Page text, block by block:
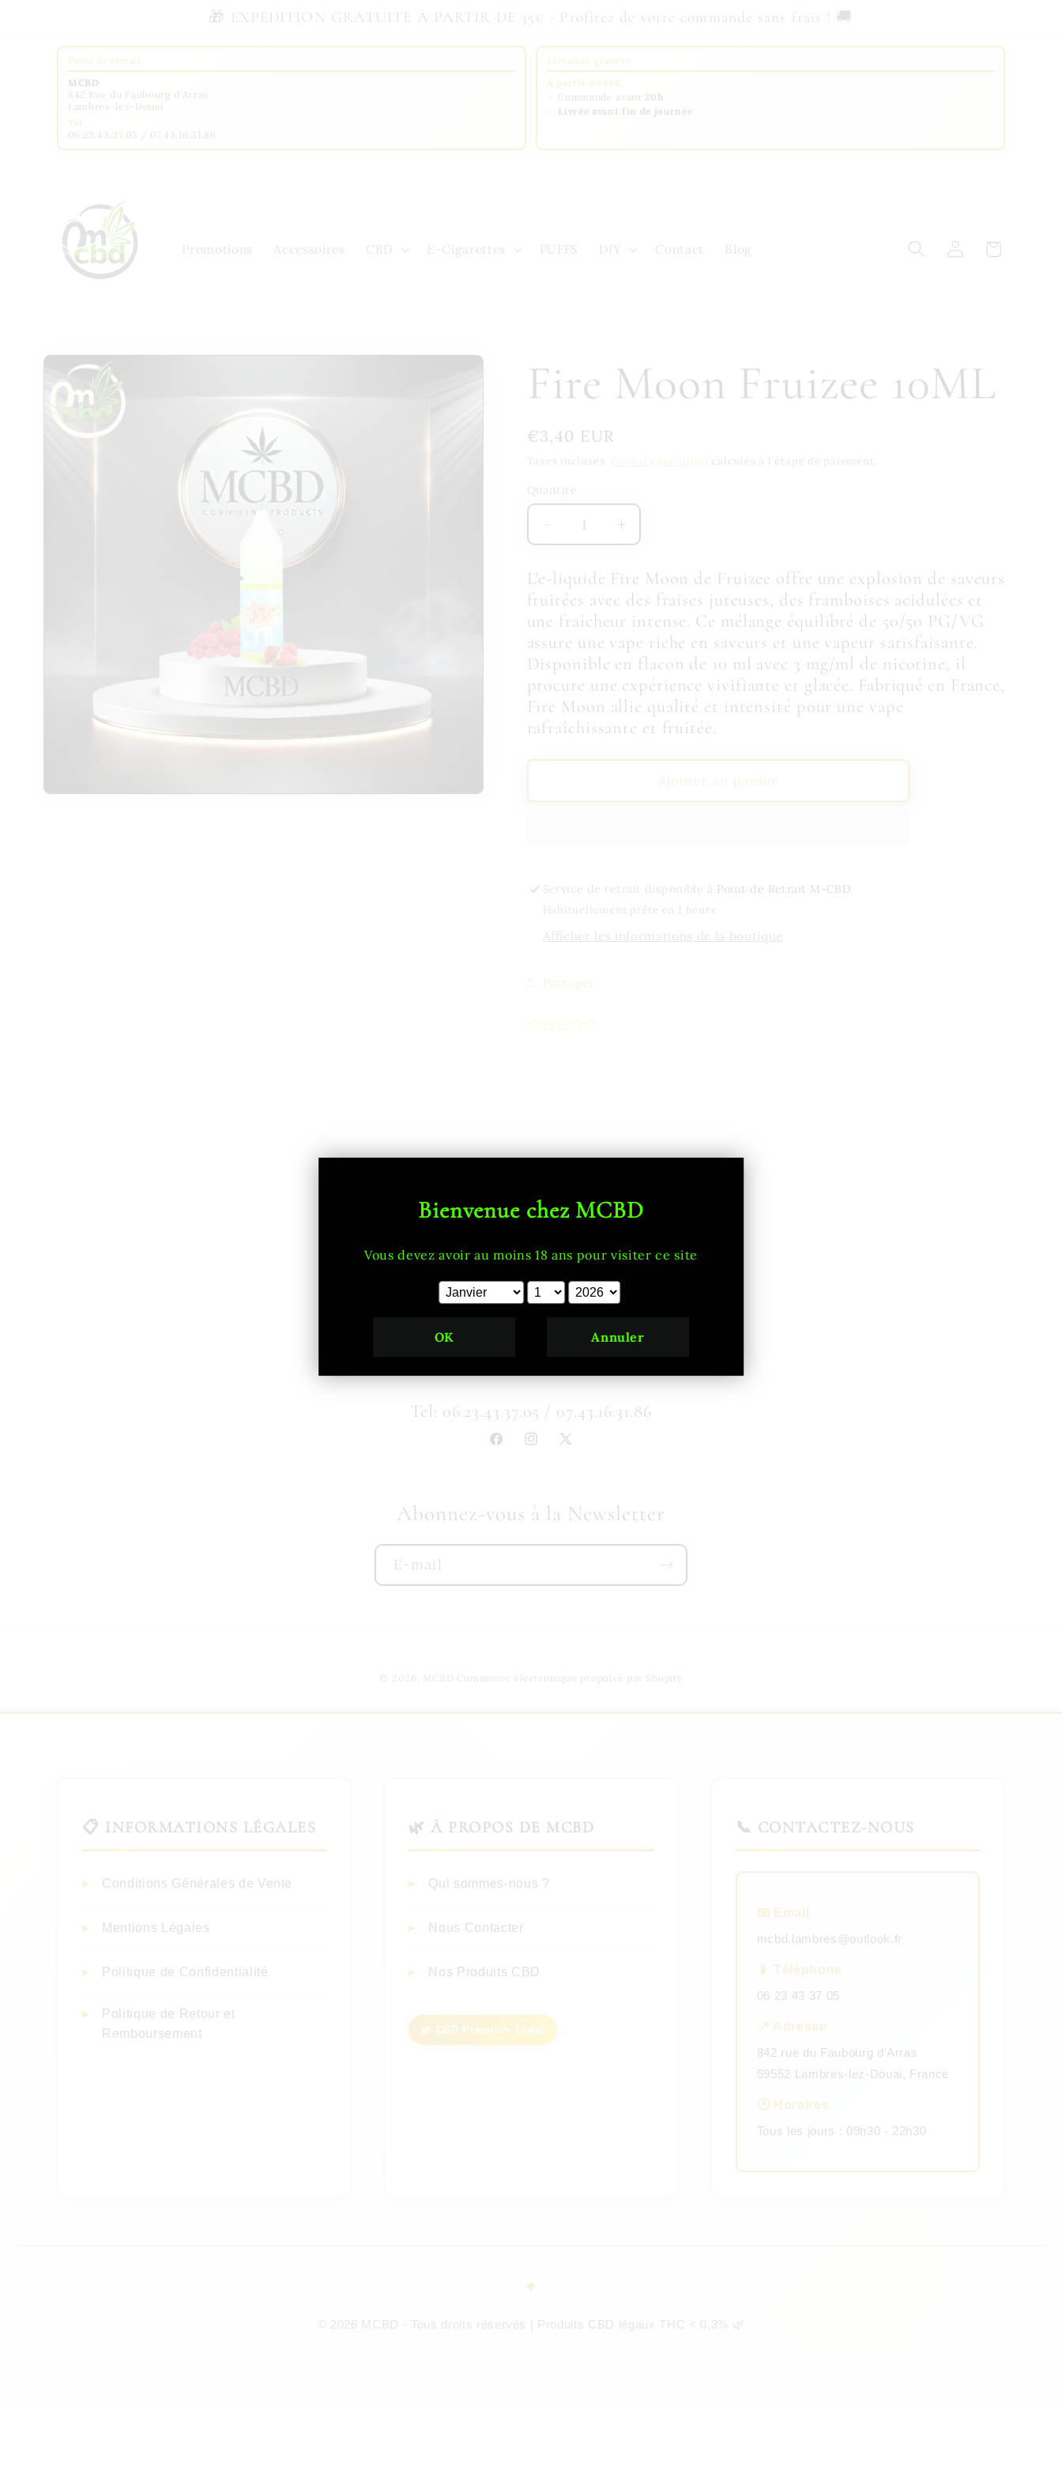
contenu
🎁 EXPÉDITION GRATUITE À PARTIR DE 35€ - Profitez de votre commande sans frais ! 🚚
Point de retrait
MCBD
842 Rue du Faubourg d'Arras
Lambres-lez-Douai
Tél:
06.23.43.37.05 / 07.43.16.31.86
Livraison gratuite
À partir de 14€
✓ Commande avant 20h
✓ Livrée avant fin de journée
Promotions Accessoires CBD E-Cigarettes PUFFS DIY Contact Blog ConnexionPanier
Passer aux
informations
produits
Fire Moon Fruizee 10ML
Prix
habituel
€3,40 EUR
Taxes incluses. Frais d'expédition calculés à l'étape de paiement.
Quantité
Quantité
Réduire
la
quantité
de
Fire
Moon
Fruizee
10ML
Augmenter
la
de
Fire
Moon
Fruizee
10ML
L'e-liquide Fire Moon de Fruizee offre une explosion de saveurs
fruitées avec des fraises juteuses, des framboises acidulées et
une fraîcheur intense. Ce mélange équilibré de 50/50 PG/VG
assure une vape riche en saveurs et une vapeur satisfaisante.
Disponible en flacon de 10 ml avec 3 mg/ml de nicotine, il
procure une expérience vivifiante et glacée. Fabriqué en France,
Fire Moon allie qualité et intensité pour une vape
rafraîchissante et fruitée.
Ajouter au panier
Service de retrait disponible à Point de Retrait M-CBD
Habituellement prête en 1 heure
Afficher les informations de la boutique
Partager
Tel: 06.23.43.37.05 / 07.43.16.31.86
FacebookInstagram
X
Abonnez-vous à la Newsletter
E-mail
© 2026, MCBD Commerce électronique propulsé par Shopify
📋 INFORMATIONS LÉGALES
Conditions Générales de Vente
Mentions Légales
Politique de Confidentialité
Politique de Retour et
Remboursement
🌿 À PROPOS DE MCBD
Qui sommes-nous ?
Nous Contacter
Nos Produits CBD
🌿 CBD Premium Légal
📞 CONTACTEZ-NOUS
📧 Email
mcbd.lambres@outlook.fr
📱 Téléphone
06 23 43 37 05
📍 Adresse
842 rue du Faubourg d'Arras
59552 Lambres-lez-Douai, France
🕐 Horaires
Tous les jours : 09h30 - 22h30
© 2026 MCBD - Tous droits réservés | Produits CBD légaux THC < 0,3% 🌿
Bienvenue chez MCBD
Vous devez avoir au moins 18 ans pour visiter ce site
OK Annuler